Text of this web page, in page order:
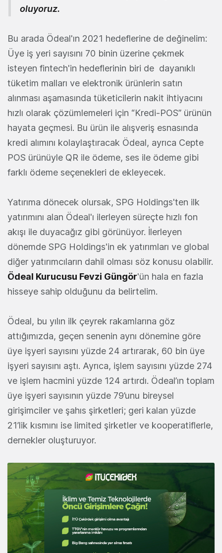
oluyoruz.
Bu arada Ödeal'ın 2021 hedeflerine de değinelim:
Üye iş yeri sayısını 70 binin üzerine çekmek
isteyen fintech'in hedeflerinin biri de dayanıklı
tüketim malları ve elektronik ürünlerin satın
alınması aşamasında tüketicilerin nakit ihtiyacını
hızlı olarak çözümlemeleri için “Kredi-POS” ürünün
hayata geçmesi. Bu ürün ile alışveriş esnasında
kredi alımını kolaylaştıracak Ödeal, ayrıca Cepte
POS ürünüyle QR ile ödeme, ses ile ödeme gibi
farklı ödeme seçenekleri de ekleyecek.
Yatırıma dönecek olursak, SPG Holdings'ten ilk
yatırımını alan Ödeal'ı ilerleyen süreçte hızlı fon
akışı ile duyacağız gibi görünüyor. İlerleyen
dönemde SPG Holdings'in ek yatırımları ve global
diğer yatırımcıların dahil olması söz konusu olabilir.
Ödeal Kurucusu Fevzi Güngör'ün hala en fazla
hisseye sahip olduğunu da belirtelim.
Ödeal, bu yılın ilk çeyrek rakamlarına göz
attığımızda, geçen senenin aynı dönemine göre
üye işyeri sayısını yüzde 24 artırarak, 60 bin üye
işyeri sayısını aştı. Ayrıca, işlem sayısını yüzde 274
ve işlem hacmini yüzde 124 artırdı. Ödeal’ın toplam
üye işyeri sayısının yüzde 79’unu bireysel
girişimciler ve şahıs şirketleri; geri kalan yüzde
21’lik kısmını ise limited şirketler ve kooperatiflerle,
dernekler oluşturuyor.